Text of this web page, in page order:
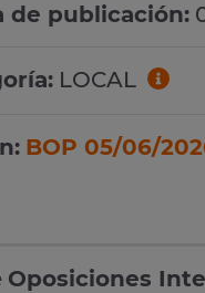
de publicación:
LOCAL
BOP 05/06/
Oposiciones